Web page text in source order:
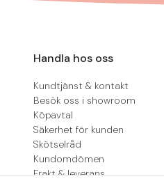
Handla hos oss
Kundtjänst & kontakt
Besök oss i showroom
Köpavtal
Säkerhet för kunden
Skötselråd
Kundomdömen
Frakt & leverans